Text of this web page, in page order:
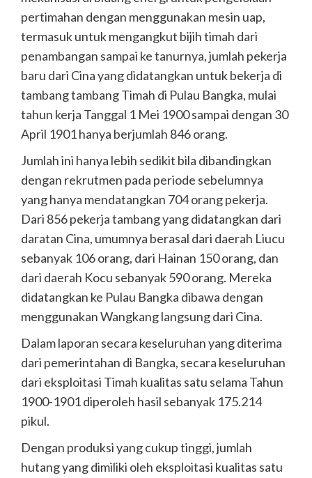
pertimahan dengan menggunakan mesin uap,
termasuk untuk mengangkut bijih timah dari
penambangan sampai ke tanurnya, jumlah pekerja
baru dari Cina yang didatangkan untuk bekerja di
tambang tambang Timah di Pulau Bangka, mulai
tahun kerja Tanggal 1 Mei 1900 sampai dengan 30
April 1901 hanya berjumlah 846 orang.
Jumlah ini hanya lebih sedikit bila dibandingkan
dengan rekrutmen pada periode sebelumnya
yang hanya mendatangkan 704 orang pekerja.
Dari 856 pekerja tambang yang didatangkan dari
daratan Cina, umumnya berasal dari daerah Liucu
sebanyak 106 orang, dari Hainan 150 orang, dan
dari daerah Kocu sebanyak 590 orang. Mereka
didatangkan ke Pulau Bangka dibawa dengan
menggunakan Wangkang langsung dari Cina.
Dalam laporan secara keseluruhan yang diterima
dari pemerintahan di Bangka, secara keseluruhan
dari eksploitasi Timah kualitas satu selama Tahun
1900-1901 diperoleh hasil sebanyak 175.214
pikul.
Dengan produksi yang cukup tinggi, jumlah
hutang yang dimiliki oleh eksploitasi kualitas satu